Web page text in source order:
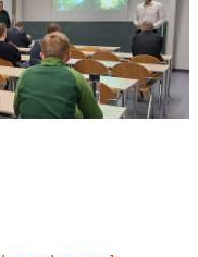
instead.